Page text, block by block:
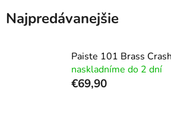
Najpredávanejšie
Paiste 101 Brass
naskladníme do 2 dní
€69,90